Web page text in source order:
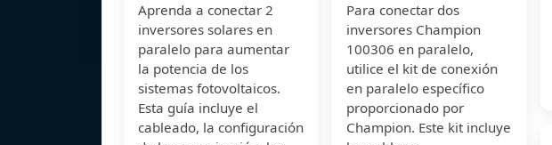
Aprenda a conectar 2
inversores solares en
paralelo para aumentar
la potencia de los
sistemas fotovoltaicos.
Esta guía incluye el
cableado, la configuración
Para conectar dos
inversores Champion
100306 en paralelo,
utilice el kit de conexión
en paralelo específico
proporcionado por
Champion. Este kit incluye